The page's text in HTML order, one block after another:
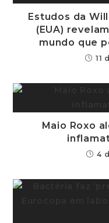
Estudos da
(EUA)
mundo que
11
Maio Roxo
4